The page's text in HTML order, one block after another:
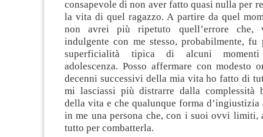
consapevole di non aver fatto quasi nulla per
la vita di quel ragazzo. A partire da quel
non avrei più ripetuto quell’errore che,
indulgente con me stesso, probabilmente, fu
superficialità tipica di alcuni
adolescenza. Posso affermare con modesto
decenni successivi della mia vita ho fatto di
mi lasciassi più distrarre dalla
della vita e che qualunque forma d’ingiustizia
in me una persona che, con i suoi ovvi limiti,
tutto per combatterla.